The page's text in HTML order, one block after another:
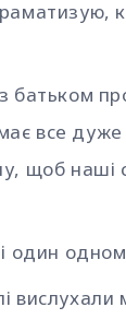
батьком
все
щоб наші
один
вислухали